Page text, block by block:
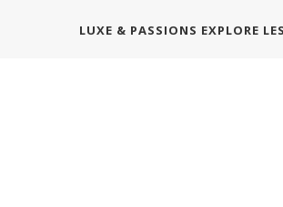
LUXE & PASSIONS EXPLORE